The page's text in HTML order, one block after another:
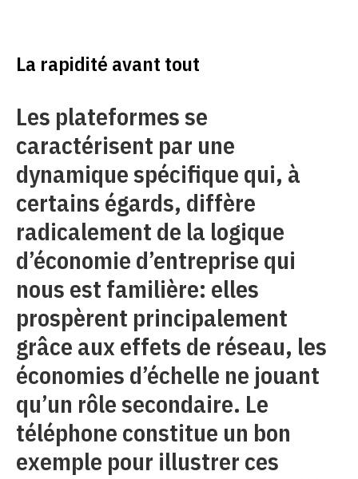
La rapidité avant tout
Les plateformes se
caractérisent par une
dynamique spécifique qui, à
certains égards, diffère
radicalement de la logique
d’économie d’entreprise qui
nous est familière: elles
prospèrent principalement
grâce aux effets de réseau, les
économies d’échelle ne jouant
qu’un rôle secondaire. Le
téléphone constitue un bon
exemple pour illustrer ces